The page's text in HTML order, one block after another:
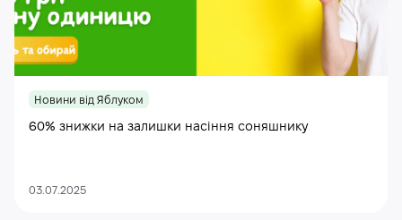
Новини від Яблуком
60% знижки на залишки насіння соняшнику
03.07.2025